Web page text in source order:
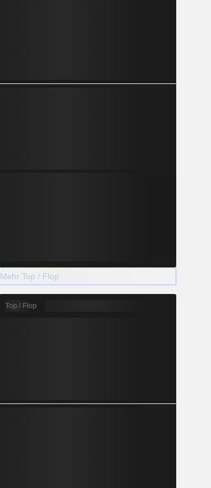
Mehr Top / Flop
Top / Flop